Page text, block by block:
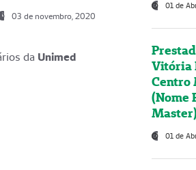
03 de novembro, 2020
da Unimed
01 de
Vitória
Centro
(Nome
01 de